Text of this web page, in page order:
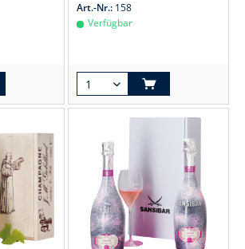
Art.-Nr.: 158
Verfügbar